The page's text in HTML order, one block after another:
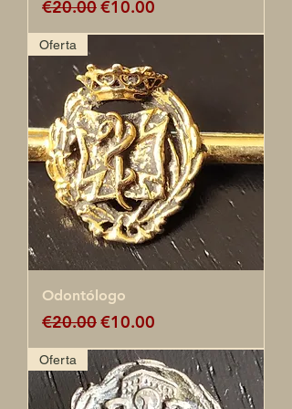
Regular Price
€20.00Sale Price
€10.00
Oferta
Odontólogo
Regular Price
€20.00Sale Price
€10.00
Oferta